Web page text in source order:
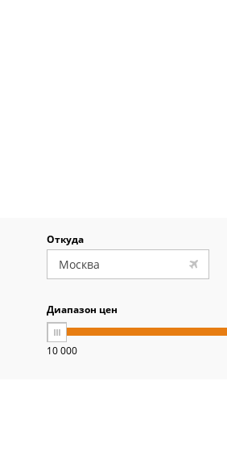
Откуда
Диапазон цен
10 000